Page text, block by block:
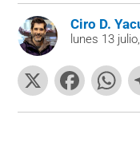
Ciro D.
lunes 13
X
F
a
h